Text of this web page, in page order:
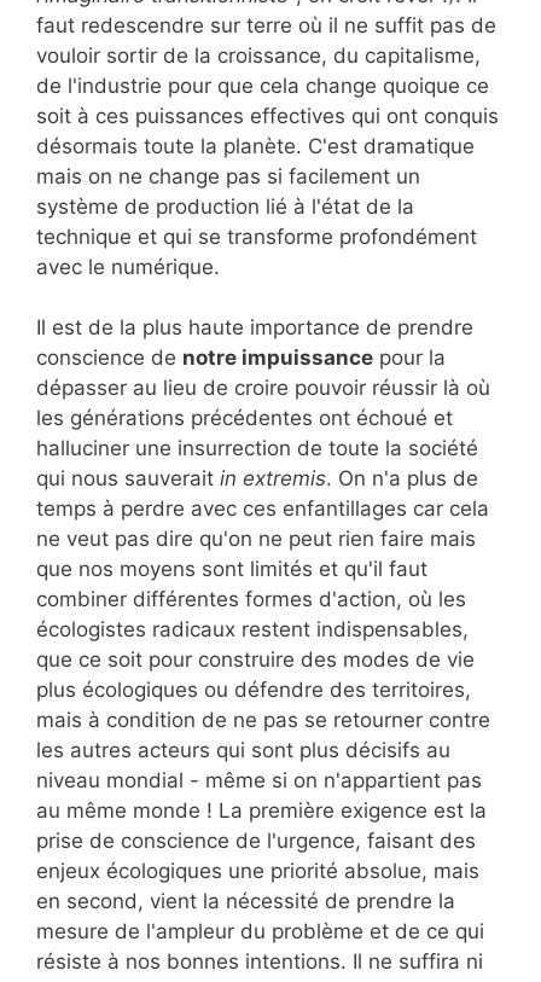
faut redescendre sur terre où il ne suffit pas de
vouloir sortir de la croissance, du capitalisme,
de l'industrie pour que cela change quoique ce
soit à ces puissances effectives qui ont conquis
désormais toute la planète. C'est dramatique
mais on ne change pas si facilement un
système de production lié à l'état de la
technique et qui se transforme profondément
avec le numérique.
Il est de la plus haute importance de prendre
conscience de notre impuissance pour la
dépasser au lieu de croire pouvoir réussir là où
les générations précédentes ont échoué et
halluciner une insurrection de toute la société
qui nous sauverait in extremis. On n'a plus de
temps à perdre avec ces enfantillages car cela
ne veut pas dire qu'on ne peut rien faire mais
que nos moyens sont limités et qu'il faut
combiner différentes formes d'action, où les
écologistes radicaux restent indispensables,
que ce soit pour construire des modes de vie
plus écologiques ou défendre des territoires,
mais à condition de ne pas se retourner contre
les autres acteurs qui sont plus décisifs au
niveau mondial - même si on n'appartient pas
au même monde ! La première exigence est la
prise de conscience de l'urgence, faisant des
enjeux écologiques une priorité absolue, mais
en second, vient la nécessité de prendre la
mesure de l'ampleur du problème et de ce qui
résiste à nos bonnes intentions. Il ne suffira ni